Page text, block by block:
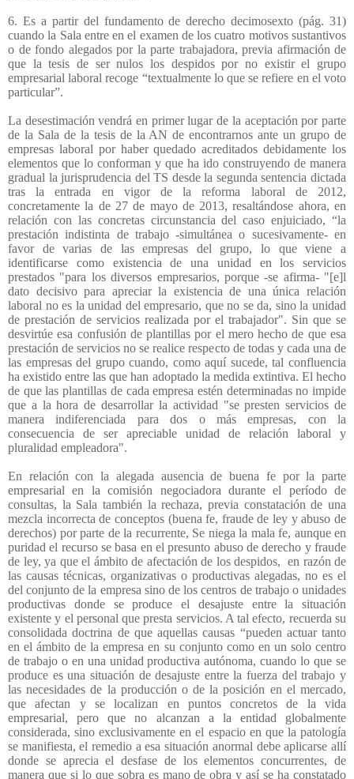
6. Es a partir del fundamento de derecho decimosexto (pág. 31)
cuando la Sala entre en el examen de los cuatro motivos sustantivos
o de fondo alegados por la parte trabajadora, previa afirmación de
que la tesis de ser nulos los despidos por no existir el grupo
empresarial laboral recoge “textualmente lo que se refiere en el voto
particular”.
La desestimación vendrá en primer lugar de la aceptación por parte
de la Sala de la tesis de la AN de encontrarnos ante un grupo de
empresas laboral por haber quedado acreditados debidamente los
elementos que lo conforman y que ha ido construyendo de manera
gradual la jurisprudencia del TS desde la segunda sentencia dictada
tras la entrada en vigor de la reforma laboral de 2012,
concretamente la de 27 de mayo de 2013, resaltándose ahora, en
relación con las concretas circunstancia del caso enjuiciado, “la
prestación indistinta de trabajo -simultánea o sucesivamente- en
favor de varias de las empresas del grupo, lo que viene a
identificarse como existencia de una unidad en los servicios
prestados "para los diversos empresarios, porque -se afirma- "[e]l
dato decisivo para apreciar la existencia de una única relación
laboral no es la unidad del empresario, que no se da, sino la unidad
de prestación de servicios realizada por el trabajador". Sin que se
desvirtúe esa confusión de plantillas por el mero hecho de que esa
prestación de servicios no se realice respecto de todas y cada una de
las empresas del grupo cuando, como aquí sucede, tal confluencia
ha existido entre las que han adoptado la medida extintiva. El hecho
de que las plantillas de cada empresa estén determinadas no impide
que a la hora de desarrollar la actividad "se presten servicios de
manera indiferenciada para dos o más empresas, con la
consecuencia de ser apreciable unidad de relación laboral y
pluralidad empleadora".
En relación con la alegada ausencia de buena fe por la parte
empresarial en la comisión negociadora durante el período de
consultas, la Sala también la rechaza, previa constatación de una
mezcla incorrecta de conceptos (buena fe, fraude de ley y abuso de
derechos) por parte de la recurrente, Se niega la mala fe, aunque en
puridad el recurso se basa en el presunto abuso de derecho y fraude
de ley, ya que el ámbito de afectación de los despidos, en razón de
las causas técnicas, organizativas o productivas alegadas, no es el
del conjunto de la empresa sino de los centros de trabajo o unidades
productivas donde se produce el desajuste entre la situación
existente y el personal que presta servicios. A tal efecto, recuerda su
consolidada doctrina de que aquellas causas “pueden actuar tanto
en el ámbito de la empresa en su conjunto como en un solo centro
de trabajo o en una unidad productiva autónoma, cuando lo que se
produce es una situación de desajuste entre la fuerza del trabajo y
las necesidades de la producción o de la posición en el mercado,
que afectan y se localizan en puntos concretos de la vida
empresarial, pero que no alcanzan a la entidad globalmente
considerada, sino exclusivamente en el espacio en que la patología
se manifiesta, el remedio a esa situación anormal debe aplicarse allí
donde se aprecia el desfase de los elementos concurrentes, de
manera que si lo que sobra es mano de obra y así se ha constatado